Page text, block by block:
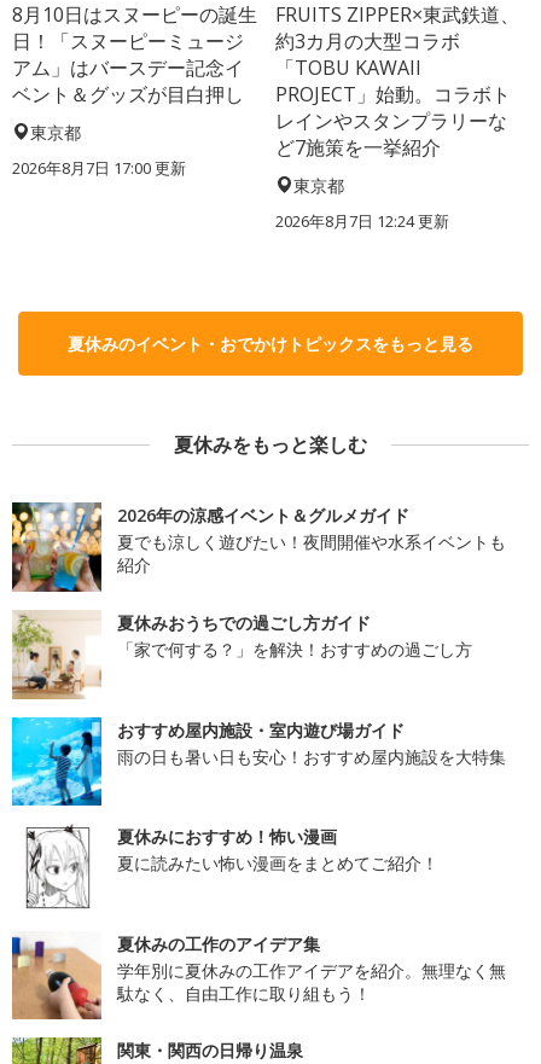
8月10日はスヌーピーの誕生
日！「スヌーピーミュージ
アム」はバースデー記念イ
ベント＆グッズが目白押し
東京都
2026年8月7日 17:00更新
FRUITS ZIPPER×東武鉄道、
約3カ月の大型コラボ
「TOBU KAWAII
PROJECT」始動。コラボト
レインやスタンプラリーな
ど7施策を一挙紹介
東京都
2026年8月7日 12:24更新
夏休みのイベント・おでかけトピックスをもっと見る
夏休みをもっと楽しむ
2026年の涼感イベント＆グルメガイド
夏でも涼しく遊びたい！夜間開催や水系イベントも
紹介
夏休みおうちでの過ごし方ガイド
「家で何する？」を解決！おすすめの過ごし方
おすすめ屋内施設・室内遊び場ガイド
雨の日も暑い日も安心！おすすめ屋内施設を大特集
夏休みにおすすめ！怖い漫画
夏に読みたい怖い漫画をまとめてご紹介！
夏休みの工作のアイデア集
学年別に夏休みの工作アイデアを紹介。無理なく無
駄なく、自由工作に取り組もう！
関東・関西の日帰り温泉